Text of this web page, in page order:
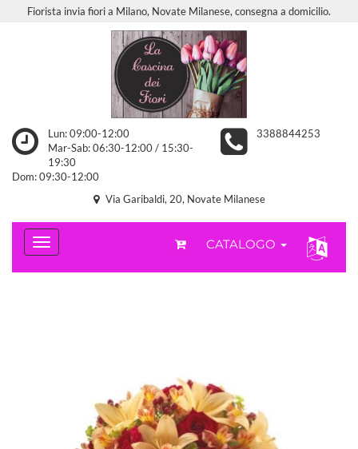
Fiorista invia fiori a Milano, Novate Milanese, consegna a domicilio.
Lun: 09:00-12:00
Mar-Sab: 06:30-12:00 / 15:30-
19:30
Dom: 09:30-12:00
3388844253
Via Garibaldi, 20, Novate Milanese
CATALOGO